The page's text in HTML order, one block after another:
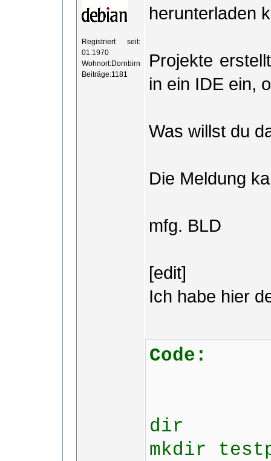
Registriert seit:
01.1970
Wohnort:Dornbirn
Beiträge:1181
herunterladen
Projekte
in ein IDE ein,
Was willst du
Die Meldung
mfg. BLD
[edit]
Ich habe hier
Code:
dir
mkdir